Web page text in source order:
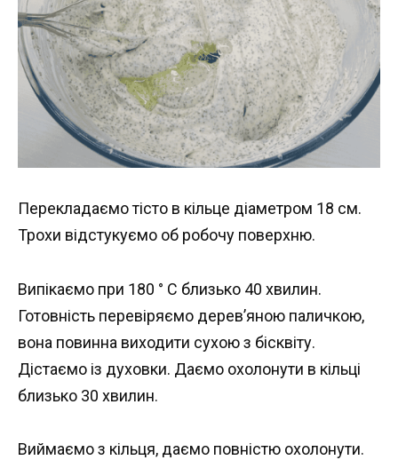
Перекладаємо тісто в кільце діаметром 18 см.
Трохи відстукуємо об робочу поверхню.
Випікаємо при 180 ° С близько 40 хвилин.
Готовність перевіряємо дерев’яною паличкою,
вона повинна виходити сухою з бісквіту.
Дістаємо із духовки. Даємо охолонути в кільці
близько 30 хвилин.
Виймаємо з кільця, даємо повністю охолонути.